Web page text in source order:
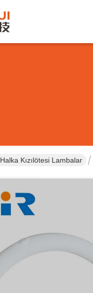
Halka Kızılötesi Lambalar